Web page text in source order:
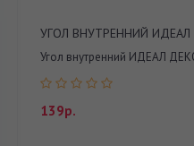
УГОЛ ВНУТРЕННИЙ
Угол внутренний ИДЕАЛ
139р.